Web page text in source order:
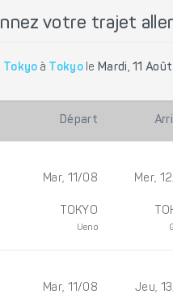
votre trajet aller
Tokyo à TokyoleMardi, 11
Départ
Mar, 11/08
TOKYO
Ueno
Mer,
Mar, 11/08 Jeu,